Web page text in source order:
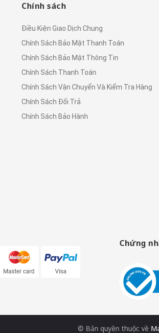
Chính sách
Điều Kiện Giao Dịch Chung
Chính Sách Bảo Mật Thanh Toán
Chính Sách Bảo Mật Thông Tin
Chính Sách Thanh Toán
Chính Sách Vận Chuyển Và Kiểm Tra Hàng
Chính Sách Đổi Trả
Chính Sách Bảo Hành
Chứng
© Bản quyền thuộc về